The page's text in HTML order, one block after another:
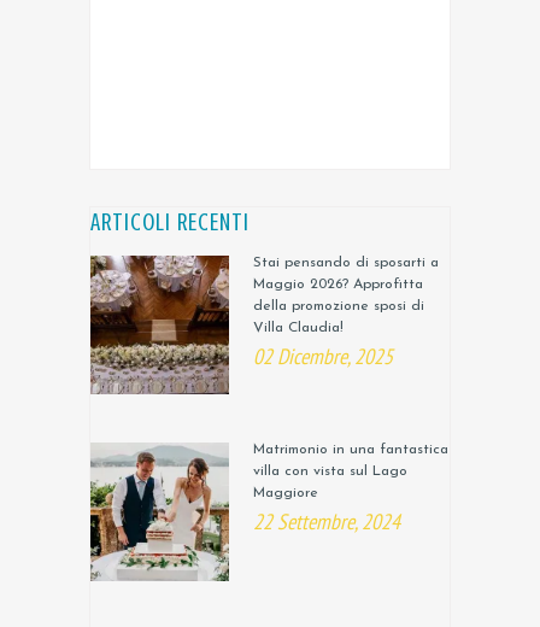
ARTICOLI RECENTI
Stai pensando di sposarti a
Maggio 2026? Approfitta
della promozione sposi di
Villa Claudia!
02 Dicembre, 2025
Matrimonio in una fantastica
villa con vista sul Lago
Maggiore
22 Settembre, 2024